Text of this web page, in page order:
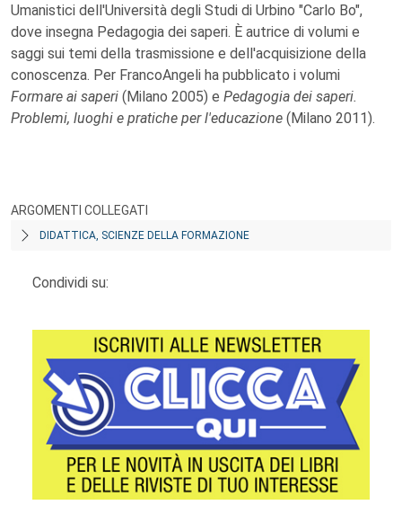
Umanistici dell'Università degli Studi di Urbino "Carlo Bo",
dove insegna Pedagogia dei saperi. È autrice di volumi e
saggi sui temi della trasmissione e dell'acquisizione della
conoscenza. Per FrancoAngeli ha pubblicato i volumi
Formare ai saperi (Milano 2005) e Pedagogia dei saperi.
Problemi, luoghi e pratiche per l'educazione (Milano 2011).
ARGOMENTI COLLEGATI
DIDATTICA, SCIENZE DELLA FORMAZIONE
Condividi su: